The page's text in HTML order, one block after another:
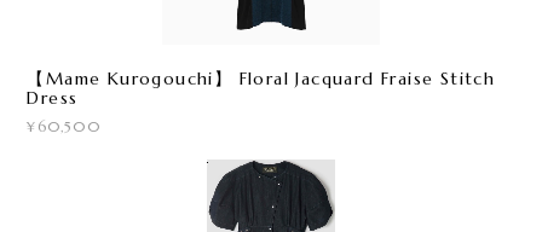
【Mame Kurogouchi】 Floral Jacquard Fraise Stitch
Dress
¥60,500